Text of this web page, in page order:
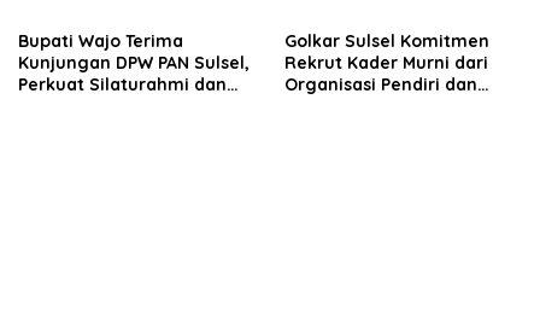
Bupati Wajo Terima
Kunjungan DPW PAN Sulsel,
Perkuat Silaturahmi dan
Golkar Sulsel Komitmen
Rekrut Kader Murni dari
Organisasi Pendiri dan